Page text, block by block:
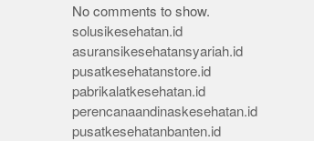
No comments to show.
solusikesehatan.id
asuransikesehatansyariah.id
pusatkesehatanstore.id
pabrikalatkesehatan.id
perencanaandinaskesehatan.id
pusatkesehatanbanten.id